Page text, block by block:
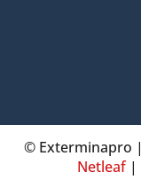
© Exterminapro |
Netleaf|